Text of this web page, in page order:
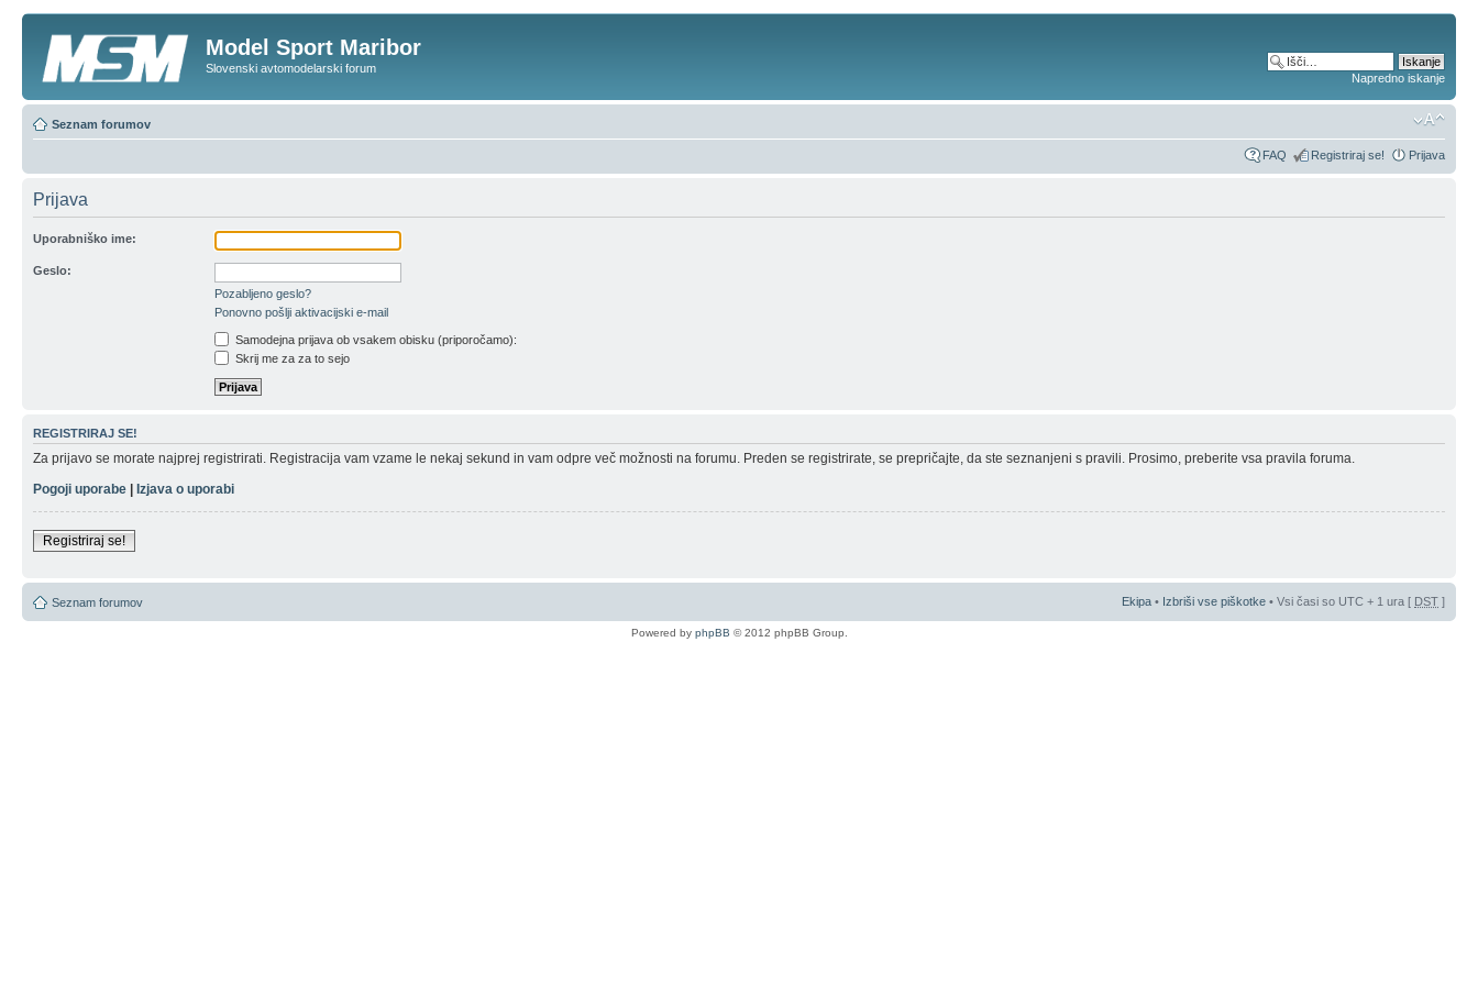
Model Sport Maribor
Slovenski avtomodelarski forum
Napredno iskanje
Seznam forumov
FAQ Registriraj se! Prijava
Prijava
Uporabniško ime:
Geslo:
Pozabljeno geslo?
Ponovno pošlji aktivacijski e-mail
Samodejna prijava ob vsakem obisku (priporočamo):
Skrij me za za to sejo
REGISTRIRAJ SE!
Za prijavo se morate najprej registrirati. Registracija vam vzame le nekaj sekund in vam odpre več možnosti na forumu. Preden se registrirate, se prepričajte, da ste seznanjeni s pravili. Prosimo, preberite vsa pravila foruma.
Pogoji uporabe
Izjava o uporabi
Registriraj se!
Seznam forumov Ekipa • Izbriši vse piškotke • Vsi časi so UTC + 1 ura [ DST ]
Powered by phpBB © 2012 phpBB Group.